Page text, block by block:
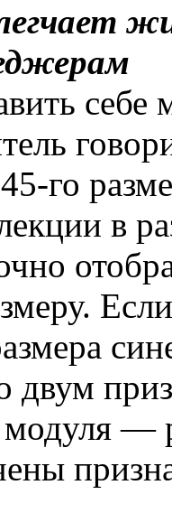
себе
го
в
двум
—